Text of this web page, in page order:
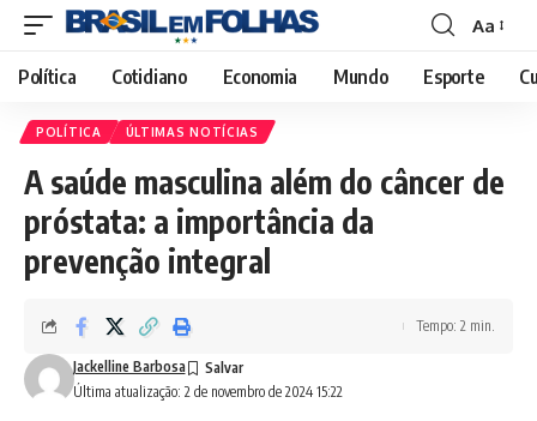
Font
Resizer
Aa
Política Cotidiano Economia Mundo Esporte
POLÍTICA ÚLTIMAS NOTÍCIAS
A saúde masculina além do câncer de
próstata: a importância da
prevenção integral
Última atualização: 2 de novembro de 2024 15:22
Jackelline Barbosa
Tempo: 2 min.